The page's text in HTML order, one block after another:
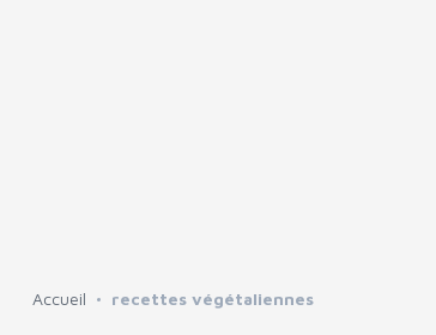
Accueil recettes végétaliennes